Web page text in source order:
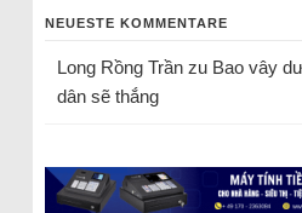
NEUESTE KOMMENTARE
Long Rồng Trầnzu Bao vây
dân sẽ thắng